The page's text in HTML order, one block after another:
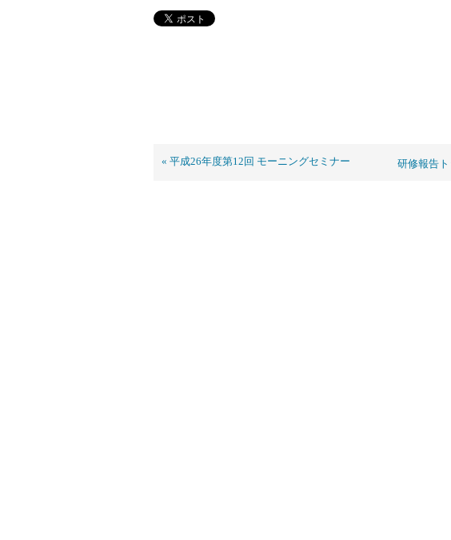
« 平成26年度第12回 モーニングセミナー 研修報告